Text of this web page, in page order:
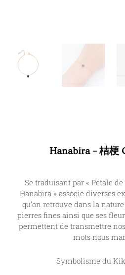
Hanabira – 桔梗
Se traduisant par « Pétale
Hanabira » associe diverses
qu’on retrouve dans la
pierres fines ainsi que ses
permettent de transmettre
mots nous
Symbolisme du